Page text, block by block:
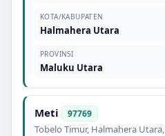
KOTA/KABUPATEN
Halmahera Utara
PROVINSI
Maluku Utara
Meti 97769
Tobelo Timur, Halmahera Utara,